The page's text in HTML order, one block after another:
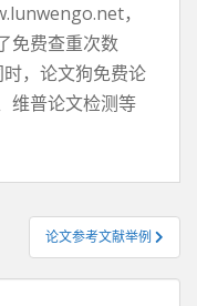
，
免费查重次数
，论文狗免费论
维普论文检测等
论文参考文献举例